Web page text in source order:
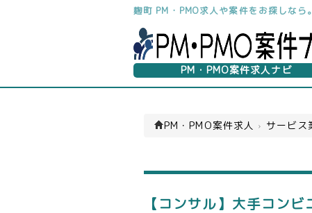
麹町 PM・PMO求人や案件をお探しな
PM・PMO案件求人ナビ
PM・PMO案件求人 › サービス
【コンサル】大手コン